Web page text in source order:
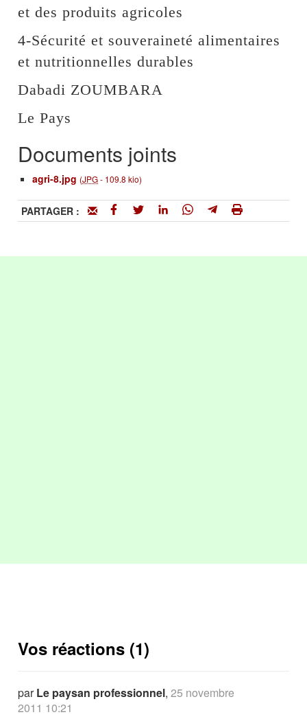
et des produits agricoles
4-Sécurité et souveraineté alimentaires
et nutritionnelles durables
Dabadi ZOUMBARA
Le Pays
Documents joints
agri-8.jpg (JPG- 109.8 kio)
PARTAGER :
Vos réactions (1)
parLe paysan professionnel,25 novembre
2011 10:21